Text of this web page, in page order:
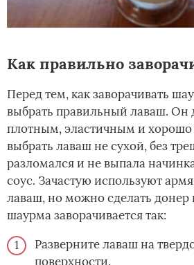
Как правильно
Перед тем, как заворачивать
выбрать правильный лаваш. Он
плотным, эластичным и хорошо
выбрать лаваш не сухой, без
разломался и не выпала
соус. Зачастую используют
лаваш, но можно сделать
шаурма заворачивается так:
Разверните лаваш на
поверхности.